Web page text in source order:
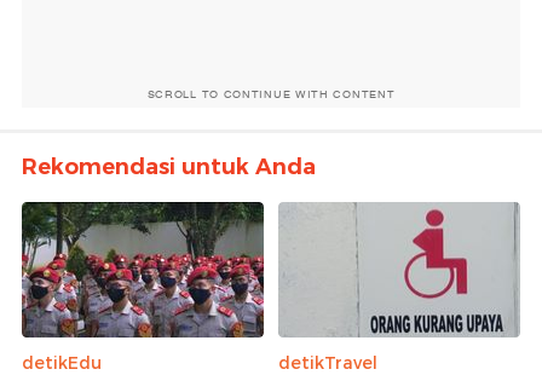
SCROLL TO CONTINUE WITH CONTENT
Rekomendasi untuk Anda
detikEdu detikTravel